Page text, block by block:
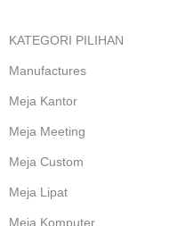
KATEGORI PILIHAN
Manufactures
Meja Kantor
Meja Meeting
Meja Custom
Meja Lipat
Meja Komputer